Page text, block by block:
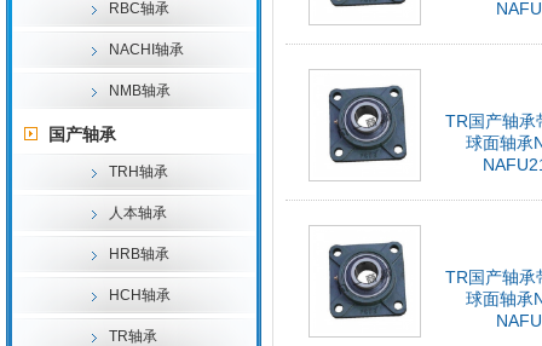
RBC轴承
NACHI轴承
NMB轴承
国产轴承
TRH轴承
人本轴承
HRB轴承
HCH轴承
TR轴承
TR国产轴承
球面轴承
TR国产轴承
球面轴承